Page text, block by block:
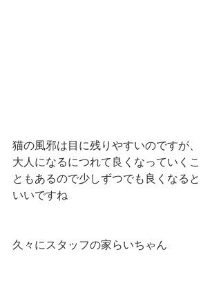
猫の風邪は目に残りやすいのですが、
大人になるにつれて良くなっていくこ
ともあるので少しずつでも良くなると
いいですね
久々にスタッフの家らいちゃん